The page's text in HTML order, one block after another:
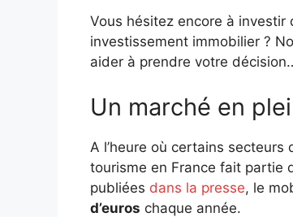
Vous hésitez encore à investir
investissement immobilier ?
aider à prendre votre
Un marché en
A l’heure où certains
tourisme en France fait partie
publiées dans la presse, le
d’euros chaque année.